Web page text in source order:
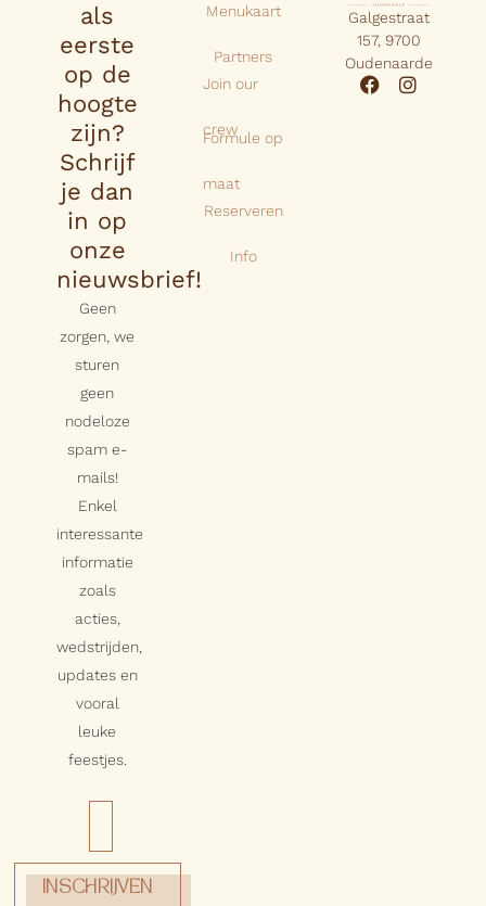
Galgestraat
157, 9700
Oudenaarde
Menukaart
Partners
Join our
crew
Formule op
maat
Reserveren
Info
als
eerste
op de
hoogte
zijn?
Schrijf
je dan
in op
onze
nieuwsbrief!
Geen
zorgen, we
sturen
geen
nodeloze
spam e-
mails!
Enkel
interessante
informatie
zoals
acties,
wedstrijden,
updates en
vooral
leuke
feestjes.
INSCHRIJVEN